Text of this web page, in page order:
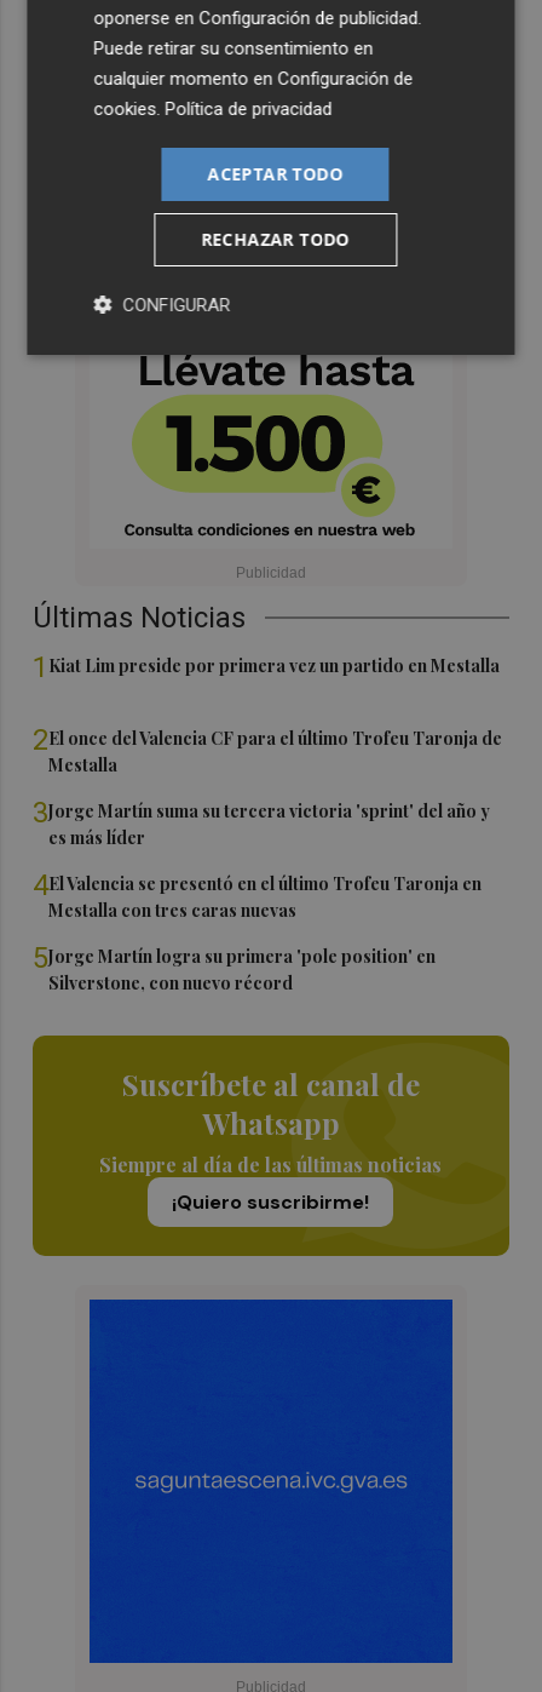
Últimas Noticias
1 Kiat Lim preside por primera vez un partido en Mestalla
2El once del Valencia CF para el último Trofeu Taronja de
Mestalla
3Jorge Martín suma su tercera victoria 'sprint' del año y
es más líder
4El Valencia se presentó en el último Trofeu Taronja en
Mestalla con tres caras nuevas
5Jorge Martín logra su primera 'pole position' en
Silverstone, con nuevo récord
Suscríbete al canal de
Whatsapp
Siempre al día de las últimas noticias
¡Quiero suscribirme!
oponerse enConfiguración de publicidad
Puede retirar su consentimiento en
cualquier momento enConfiguración de
cookies .Política de privacidad
ACEPTAR TODO
RECHAZAR TODO
CONFIGURAR